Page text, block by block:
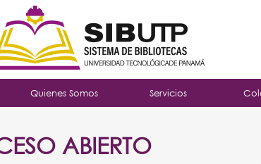
Quienes Somos Servicios
ABIERTO